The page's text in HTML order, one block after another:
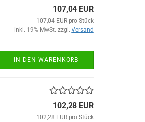
107,04 EUR
107,04 EUR pro Stück
inkl. 19% MwSt. zzgl. Versand
IN DEN WARENKORB
102,28 EUR
102,28 EUR pro Stück